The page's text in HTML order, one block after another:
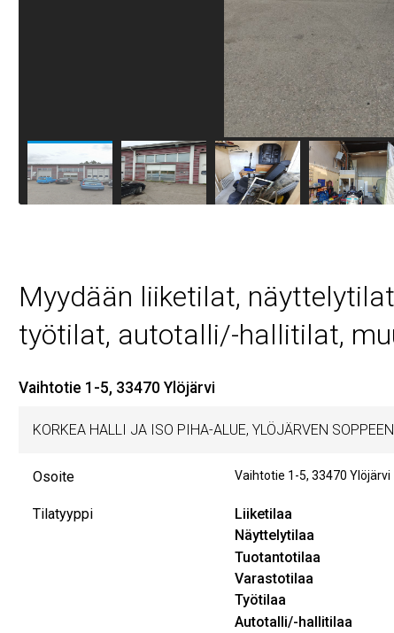
Myydään liiketilat,
työtilat, autotalli/-hallitilat,
Vaihtotie 1-5, 33470 Ylöjärvi
KORKEA HALLI JA ISO PIHA-ALUE, YLÖJÄRVEN
Osoite Vaihtotie 1-5, 33470 Ylöjärvi
Tilatyyppi Liiketilaa
Näyttelytilaa
Tuotantotilaa
Varastotilaa
Työtilaa
Autotalli/-hallitilaa